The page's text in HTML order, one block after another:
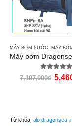
MÁY BƠM NƯỚC MÁY BƠM
5.00 out
7,107,000₫
Từ khóa: alo dragonsea,